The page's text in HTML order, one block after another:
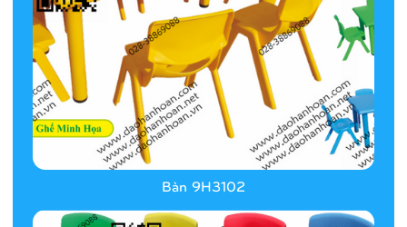
Bàn 9H3102